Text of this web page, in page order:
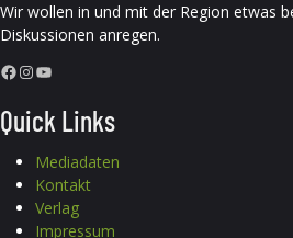
Wir wollen in und mit der Region etwas
Diskussionen anregen.
Facebook InstagramYouTube
Quick Links
Mediadaten
Kontakt
Verlag
Impressum